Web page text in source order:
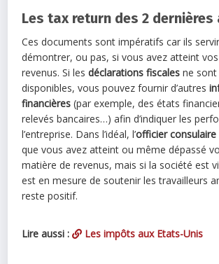
Les tax return des 2 dernières
Ces documents sont impératifs car ils
démontrer, ou pas, si vous avez atteint
revenus. Si lesdéclarations fiscales ne sont
disponibles, vous pouvez fournir d’autres
financières (par exemple, des états
relevés bancaires…) afin d’indiquer les
l’entreprise. Dans l’idéal, l’officier consulaire
que vous avez atteint ou même dépassé
matière de revenus, mais si la société est
est en mesure de soutenir les travailleurs
reste positif.
Lire aussi : Les impôts aux Etats-Unis